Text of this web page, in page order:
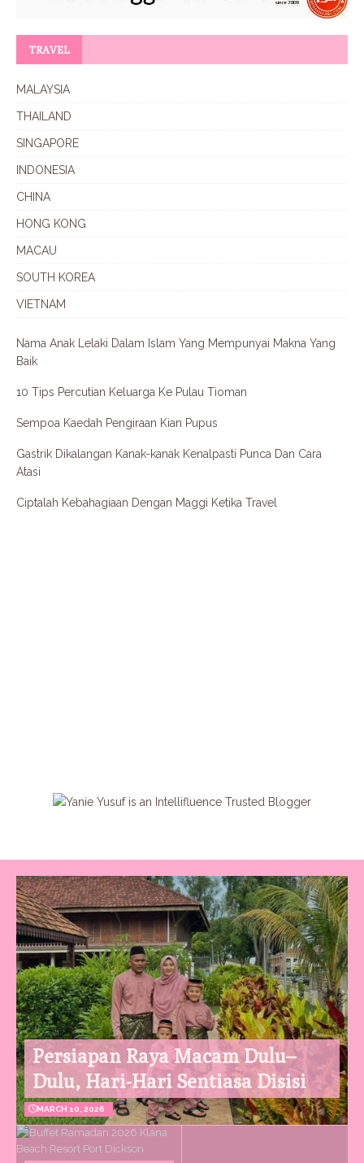
TRAVEL
MALAYSIA
THAILAND
SINGAPORE
INDONESIA
CHINA
HONG KONG
MACAU
SOUTH KOREA
VIETNAM
Nama Anak Lelaki Dalam Islam Yang Mempunyai Makna Yang
Baik
10 Tips Percutian Keluarga Ke Pulau Tioman
Sempoa Kaedah Pengiraan Kian Pupus
Gastrik Dikalangan Kanak-kanak Kenalpasti Punca Dan Cara
Atasi
Ciptalah Kebahagiaan Dengan Maggi Ketika Travel
Persiapan Raya Macam Dulu–
Dulu, Hari-Hari Sentiasa Disisi
MARCH 10, 2026